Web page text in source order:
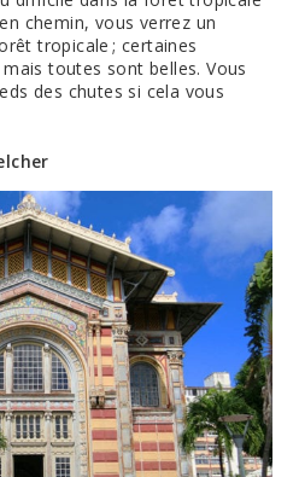
chemin, vous verrez un
tropicale ; certaines
toutes sont belles. Vous
des chutes si cela vous